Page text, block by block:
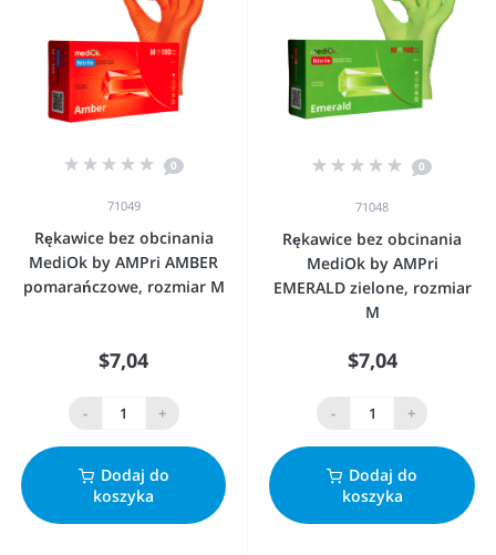
0
71049
Rękawice bez obcinania
MediOk by AMPri AMBER
pomarańczowe, rozmiar M
$7,04
- +
Dodaj do
koszyka
0
71048
Rękawice bez obcinania
MediOk by AMPri
EMERALD zielone, rozmiar
M
$7,04
- +
Dodaj do
koszyka